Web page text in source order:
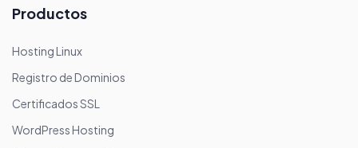
Productos
Hosting Linux
Registro de Dominios
Certificados SSL
WordPress Hosting